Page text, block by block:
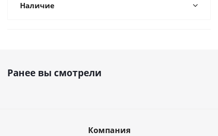
Наличие
Ранее вы смотрели
Компания